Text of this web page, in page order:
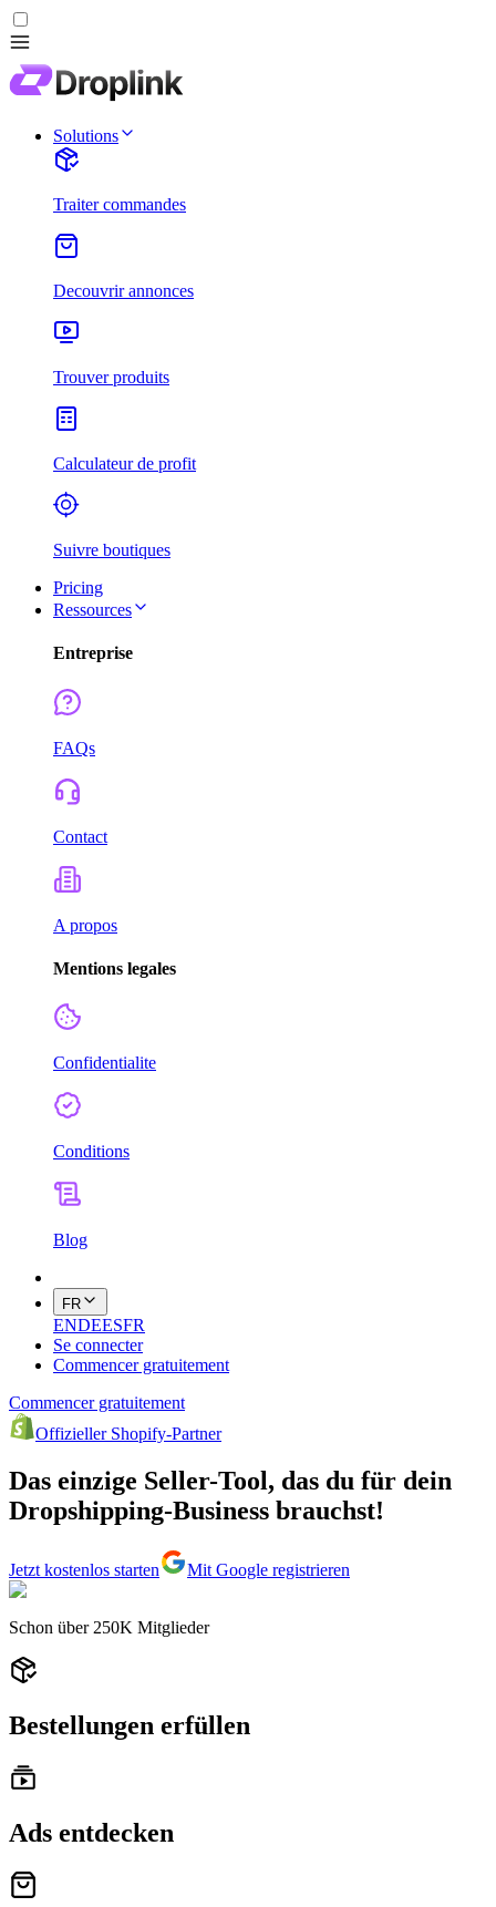
Solutions
Traiter commandes
Decouvrir annonces
Trouver produits
Calculateur de profit
Suivre boutiques
Pricing
Ressources
Entreprise
FAQs
Contact
A propos
Mentions legales
Confidentialite
Conditions
Blog
FR
ENDEESFR
Se connecter
Commencer gratuitement
Commencer gratuitement
Offizieller Shopify-Partner
Das einzige Seller-Tool, das du für dein
Dropshipping-Business brauchst!
Jetzt kostenlos starten Mit Google registrieren
Schon über 250K Mitglieder
Bestellungen erfüllen
Ads entdecken